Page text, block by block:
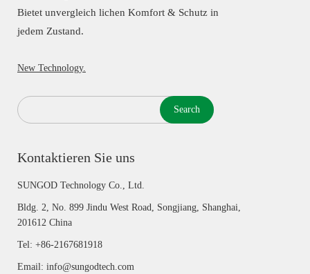
Bietet unvergleich lichen Komfort & Schutz in
jedem Zustand.
New Technology.
Search
Kontaktieren Sie uns
SUNGOD Technology Co., Ltd.
Bldg. 2, No. 899 Jindu West Road, Songjiang, Shanghai,
201612 China
Tel: +86-2167681918
Email: info@sungodtech.com